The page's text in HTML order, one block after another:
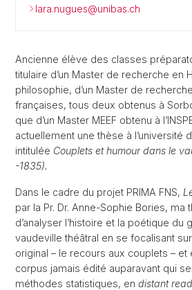
lara.nugues@unibas.ch
Ancienne élève des classes
titulaire d’un Master de recherche en
philosophie, d’un Master de
françaises, tous deux obtenus à
que d’un Master MEEF obtenu à
actuellement une thèse à l’université
intitulée Couplets et humour dans le
-1835).
Dans le cadre du projet PRIMA FNS,
par la Pr. Dr. Anne-Sophie Bories,
d’analyser l’histoire et la poétique du
vaudeville théâtral en se focalisant
original – le recours aux couplets – et
corpus jamais édité auparavant qui
méthodes statistiques, en distant